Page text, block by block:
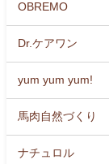
OBREMO
Dr.ケアワン
yum yum yum!
馬肉自然づくり
ナチュロル